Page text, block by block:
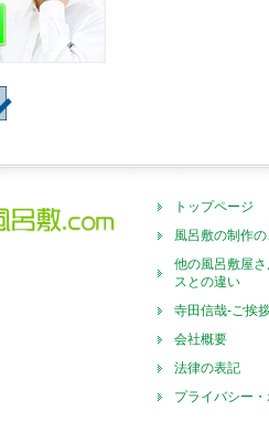
トップページ
風呂敷の制作
他の風呂敷屋
スとの違い
寺田信哉-ご挨
会社概要
法律の表記
プライバシー